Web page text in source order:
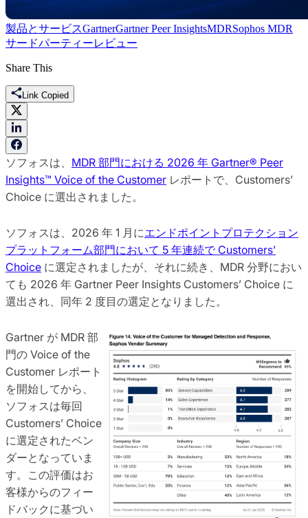
製品とサービスGartnerGartner Peer InsightsMDRSophos MDR
サードパーティーレビュー
Share This
Link Copied
ソフォスは、 MDR 部門における 2026 年 Gartner® Peer
Insights™ Voice of the Customer レポートで、Customers’
Choice に選出されました。
ソフォスは、2026 年 1 月にエンドポイントプロテクション
プラットフォーム部門において 5 年連続で Customers’
Choice に選定されましたが、それに続き、MDR 分野におい
ても 2026 年 Gartner Peer Insights Customers’ Choice に
選出され、同年 2 度目の選定となりました。
Gartner が MDR 部
門の Voice of the
Customer レポート
を開始してから、
ソフォスは毎回
Customers’ Choice
に選定されたベン
ダーとなっていま
す。この評価はお
客様からのフィー
ドバックに基づい